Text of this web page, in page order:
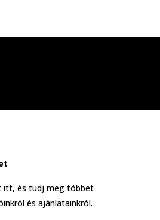
itt, és tudj meg többet
és ajánlatainkról.